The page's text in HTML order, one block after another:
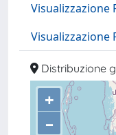
Visualizzazione
Visualizzazione
Distribuzione
+
–